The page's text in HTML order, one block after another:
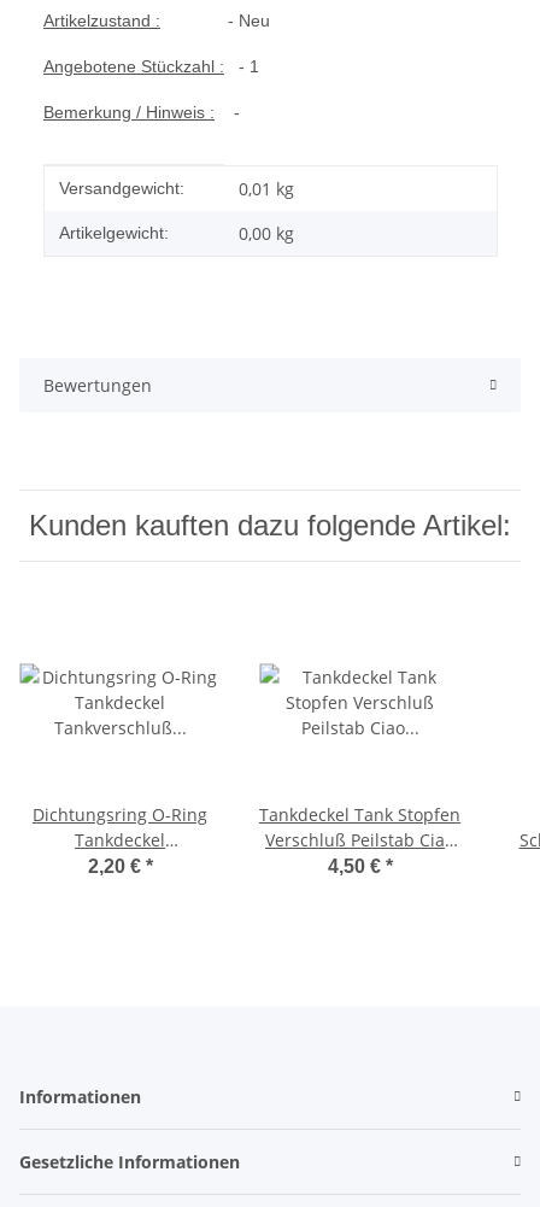
Artikelzustand : - Neu
Angebotene Stückzahl : - 1
Bemerkung / Hinweis : -
Produkteigenschaft
Wert
Versandgewicht: 0,01 kg
Artikelgewicht: 0,00 kg
Bewertungen
Kunden kauften dazu folgende Artikel:
Dichtungsring O-Ring
Tankdeckel
Tankverschluß
2,20 € *
Tankdeckel Tank Stopfen
Verschluß Peilstab Ciao
Citta Tankstopfen -CIF-
4,50 € *
Informationen
Gesetzliche Informationen